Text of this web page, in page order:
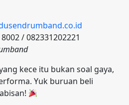
/ 082331202221
kece itu bukan soal gaya,
Yuk buruan beli